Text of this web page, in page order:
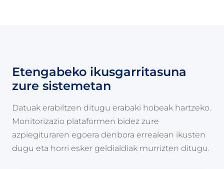
Etengabeko ikusgarritasuna
zure sistemetan
Datuak erabiltzen ditugu erabaki hobeak hartzeko.
Monitorizazio plataformen bidez zure
azpiegituraren egoera denbora errealean ikusten
dugu eta horri esker geldialdiak murrizten ditugu.